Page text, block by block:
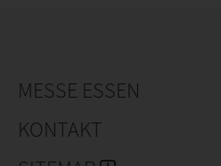
MESSE ESSEN
KONTAKT